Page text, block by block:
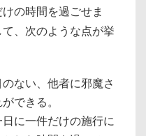
の時間を過ごせま
、次のような点が挙
ない、他者に邪魔さ
できる。
に一件だけの施行に